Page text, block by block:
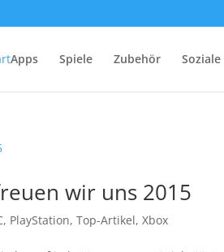
Apps Spiele Zubehör
wir uns 2015
, PlayStation,Top-Artikel,Xbox